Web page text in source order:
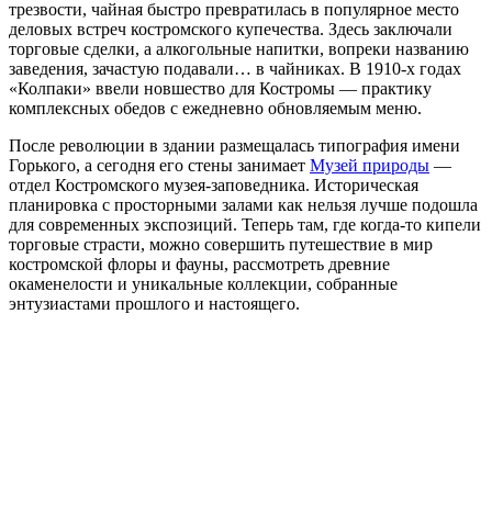
трезвости, чайная быстро превратилась в популярное место
деловых встреч костромского купечества. Здесь заключали
торговые сделки, а алкогольные напитки, вопреки названию
заведения, зачастую подавали… в чайниках. В 1910-х годах
«Колпаки» ввели новшество для Костромы — практику
комплексных обедов с ежедневно обновляемым меню.
После революции в здании размещалась типография имени
Горького, а сегодня его стены занимает Музей природы —
отдел Костромского музея-заповедника. Историческая
планировка с просторными залами как нельзя лучше подошла
для современных экспозиций. Теперь там, где когда-то кипели
торговые страсти, можно совершить путешествие в мир
костромской флоры и фауны, рассмотреть древние
окаменелости и уникальные коллекции, собранные
энтузиастами прошлого и настоящего.